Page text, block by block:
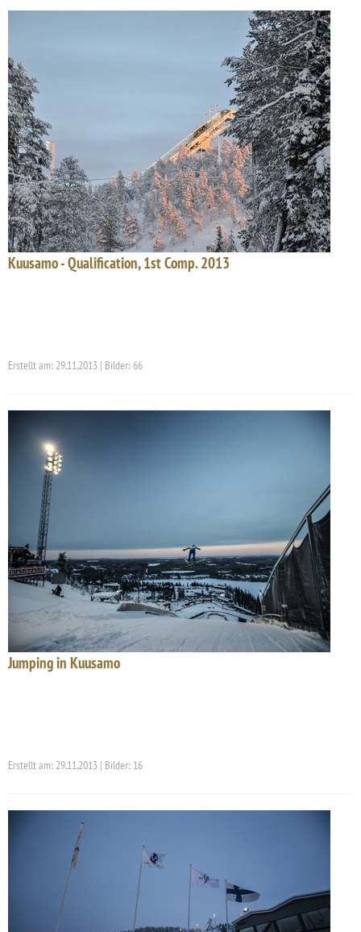
Kuusamo - Qualification, 1st Comp. 2013
Erstellt am: 29.11.2013 | Bilder: 66
Jumping in Kuusamo
Erstellt am: 29.11.2013 | Bilder: 16